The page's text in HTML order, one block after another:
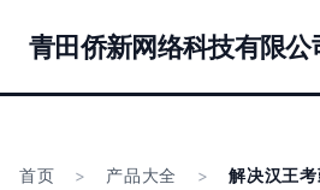
青田侨新网络科技有限公
首页 > 产品大全 >
解决汉王